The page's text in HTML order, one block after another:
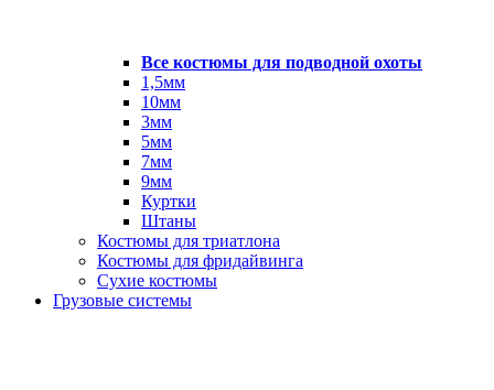
Все костюмы для подводной охоты
1,5мм
10мм
3мм
5мм
7мм
9мм
Куртки
Штаны
Костюмы для триатлона
Костюмы для фридайвинга
Сухие костюмы
Грузовые системы